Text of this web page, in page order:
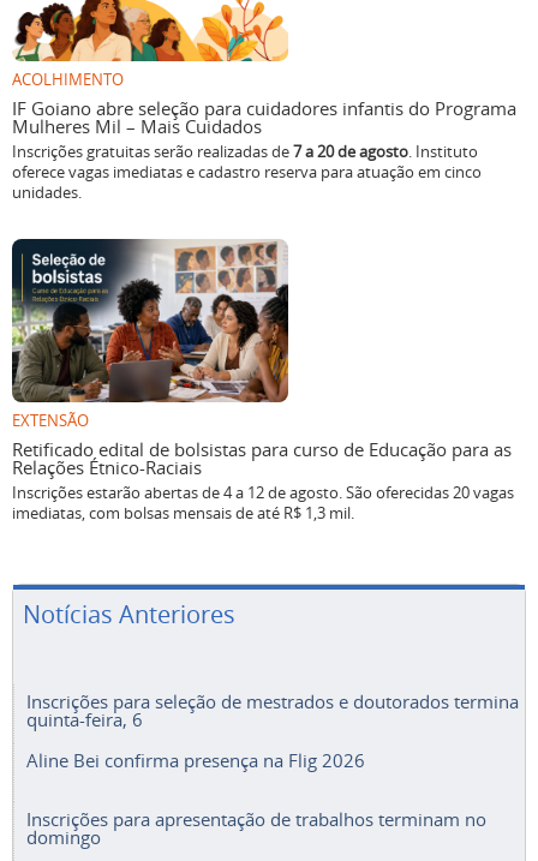
ACOLHIMENTO
IF Goiano abre seleção para cuidadores infantis do Programa
Mulheres Mil – Mais Cuidados
Inscrições gratuitas serão realizadas de7 a 20 de agosto. Instituto
oferece vagas imediatas e cadastro reserva para atuação em cinco
unidades.
EXTENSÃO
Retificado edital de bolsistas para curso de Educação para as
Relações Étnico-Raciais
Inscrições estarão abertas de 4 a 12 de agosto. São oferecidas 20 vagas
imediatas, com bolsas mensais de até R$ 1,3 mil.
Notícias Anteriores
Inscrições para seleção de mestrados e doutorados termina
quinta-feira, 6
Aline Bei confirma presença na Flig 2026
Inscrições para apresentação de trabalhos terminam no
domingo